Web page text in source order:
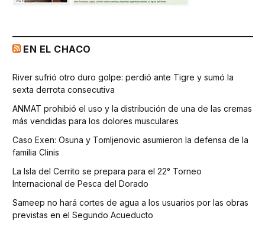
EN EL CHACO
River sufrió otro duro golpe: perdió ante Tigre y sumó la
sexta derrota consecutiva
ANMAT prohibió el uso y la distribución de una de las cremas
más vendidas para los dolores musculares
Caso Exen: Osuna y Tomljenovic asumieron la defensa de la
familia Clinis
La Isla del Cerrito se prepara para el 22° Torneo
Internacional de Pesca del Dorado
Sameep no hará cortes de agua a los usuarios por las obras
previstas en el Segundo Acueducto